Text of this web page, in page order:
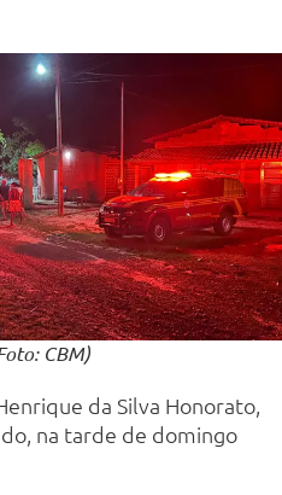
CBM)
da Silva Honorato,
na tarde de domingo